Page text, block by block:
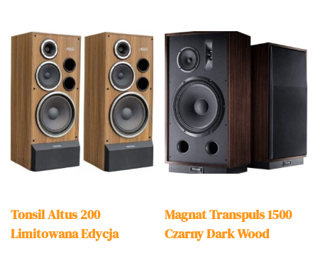
Tonsil Altus 200
Limitowana Edycja
Magnat Transpuls 1500
Czarny Dark Wood